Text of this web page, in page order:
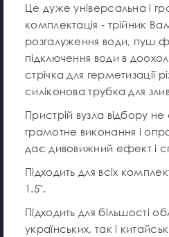
Це дуже універсальна і
комплектація - трійник
розгалуження води, пуш
підключення води в
стрічка для герметизації
силіконова трубка для
Пристрій вузла відбору
грамотне виконання і
дає дивовижний ефект і
Підходить для всіх
1.5".
Підходить для більшості
українських, так і